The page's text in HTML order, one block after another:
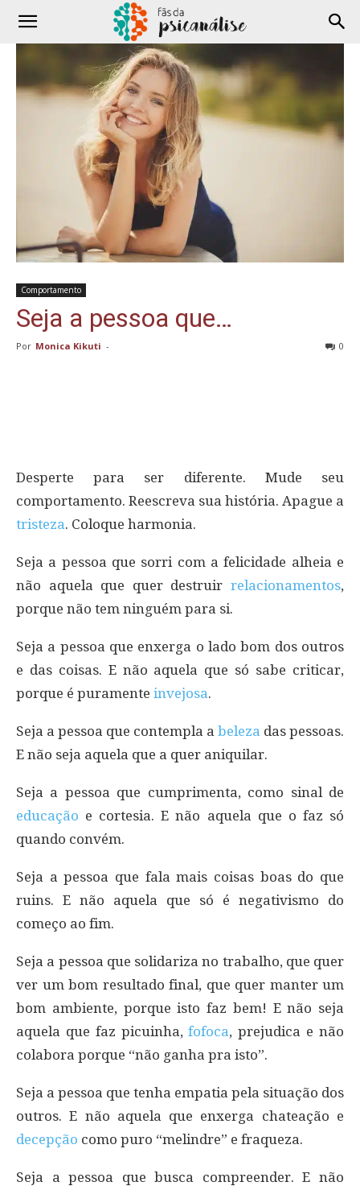
Comportamento
Seja a pessoa que…
Por Monica Kikuti - 0
Desperte para ser diferente. Mude seu
comportamento. Reescreva sua história. Apague a
tristeza. Coloque harmonia.
Seja a pessoa que sorri com a felicidade alheia e
não aquela que quer destruir relacionamentos,
porque não tem ninguém para si.
Seja a pessoa que enxerga o lado bom dos outros
e das coisas. E não aquela que só sabe criticar,
porque é puramente invejosa.
Seja a pessoa que contempla a beleza das pessoas.
E não seja aquela que a quer aniquilar.
Seja a pessoa que cumprimenta, como sinal de
educação e cortesia. E não aquela que o faz só
quando convém.
Seja a pessoa que fala mais coisas boas do que
ruins. E não aquela que só é negativismo do
começo ao fim.
Seja a pessoa que solidariza no trabalho, que quer
ver um bom resultado final, que quer manter um
bom ambiente, porque isto faz bem! E não seja
aquela que faz picuinha,fofoca, prejudica e não
colabora porque “não ganha pra isto”.
Seja a pessoa que tenha empatia pela situação dos
outros. E não aquela que enxerga chateação e
decepção como puro “melindre” e fraqueza.
Seja a pessoa que busca compreender. E não